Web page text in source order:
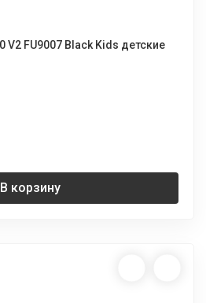
V2 FU9007 Black Kids детские
В корзину